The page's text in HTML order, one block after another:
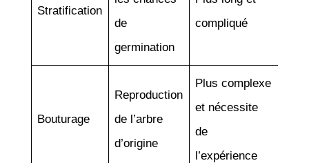
Stratification
de
germination
compliqué
Bouturage
Reproduction
de l’arbre
d’origine
Plus complexe
et nécessite
de
l’expérience